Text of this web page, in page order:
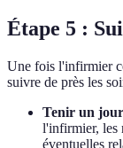
Étape 5 :
Une fois l'infirmier
suivre de près les
Tenir un
l'infirmier, les
éventuelles